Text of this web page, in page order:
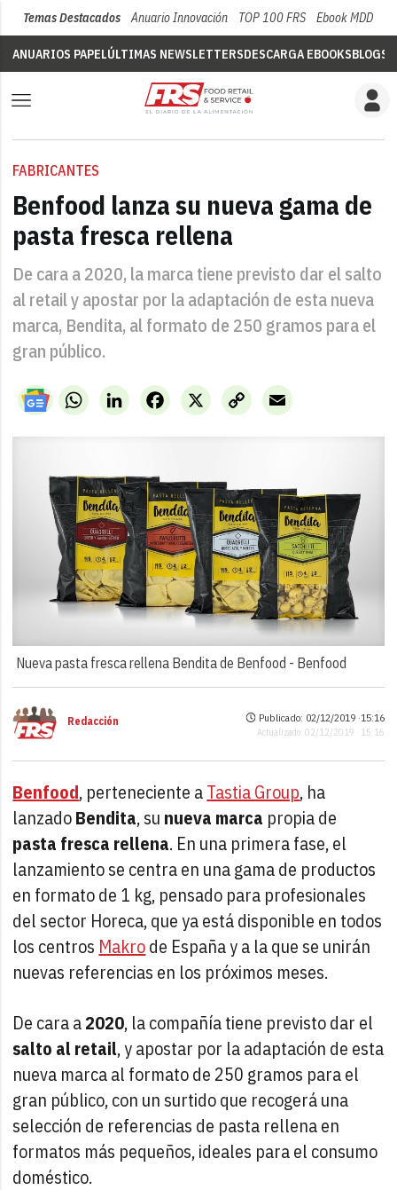
Temas Destacados Anuario Innovación TOP 100 FRS Ebook MDD
ANUARIOS PAPELÚLTIMAS NEWSLETTERSDESCARGA EBOOKSBLOGS
FABRICANTES
Benfood lanza su nueva gama de
pasta fresca rellena
De cara a 2020, la marca tiene previsto dar el salto
al retail y apostar por la adaptación de esta nueva
marca, Bendita, al formato de 250 gramos para el
gran público.
WhatsAppLinkedIn X
Facebook
Copy
Link
Email
Nueva pasta fresca rellena Bendita de Benfood - Benfood
Redacción Publicado: 02/12/2019 ·15:16
Actualizado: 02/12/2019 · 15:16
Benfood, perteneciente aTastia Group, ha
lanzadoBendita, su nueva marca propia de
pasta fresca rellena. En una primera fase, el
lanzamiento se centra en una gama de productos
en formato de 1 kg, pensado para profesionales
del sector Horeca, que ya está disponible en todos
los centros Makrode España y a la que se unirán
nuevas referencias en los próximos meses.
De cara a2020, la compañía tiene previsto dar el
salto al retail, y apostar por la adaptación de esta
nueva marca al formato de 250 gramos para el
gran público, con un surtido que recogerá una
selección de referencias de pasta rellena en
formatos más pequeños, ideales para el consumo
doméstico.